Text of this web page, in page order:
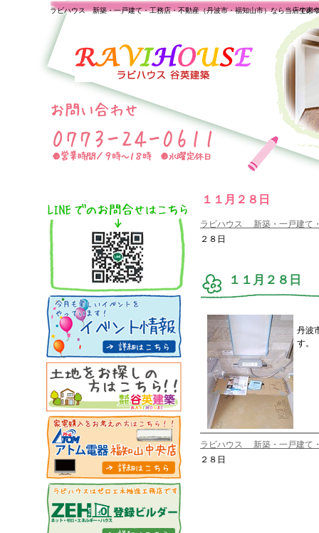
１１月２８日
一生の
ラビハウス 新築・一戸建て・工務店・不動産（丹波市・福知山市）なら当店で家
ラビハウス 新築・一戸建て
２８日
１１月２８日
丹波
す。
ラビハウス 新築・一戸建て
２８日